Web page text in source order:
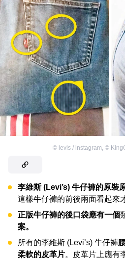
© levis / instagram, ©
李維斯 (Levi’s) 牛仔褲的原裝
這樣牛仔褲的前後兩面看起來
正版牛仔褲的後口袋應有一個
案。
所有的李維斯 (Levi’s) 牛仔褲
柔軟的皮革片。皮革片上應有